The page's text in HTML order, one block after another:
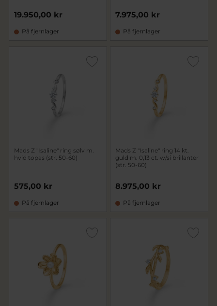
19.950,00 kr
På fjernlager
7.975,00 kr
På fjernlager
Mads Z "Isaline" ring sølv m.
hvid topas (str. 50-60)
575,00 kr
På fjernlager
Mads Z "Isaline" ring 14 kt.
guld m. 0,13 ct. w/si brillanter
(str. 50-60)
8.975,00 kr
På fjernlager